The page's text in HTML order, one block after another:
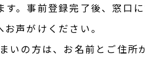
す。事前登録完了後、窓口
声がけください。
いの方は、お名前とご住所